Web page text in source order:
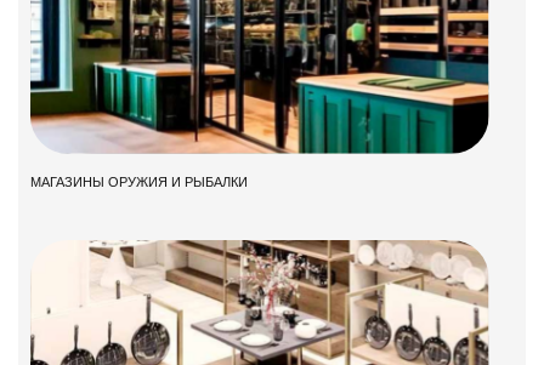
МАГАЗИНЫ ОРУЖИЯ И РЫБАЛКИ